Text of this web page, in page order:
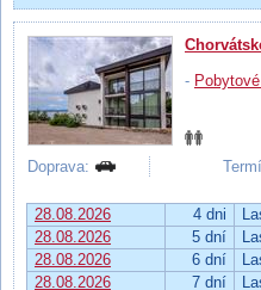
-
Doprava:
28.08.2026 4 dni
28.08.2026
5 dní
28.08.2026
6 dní
28.08.2026
7 dní